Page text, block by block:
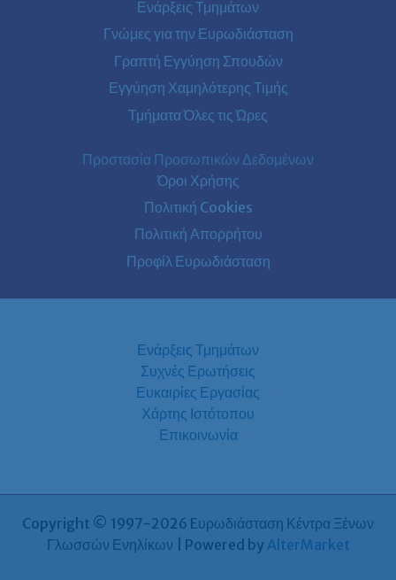
Ενάρξεις Τμημάτων
Γνώμες για την Ευρωδιάσταση
Γραπτή Εγγύηση Σπουδών
Εγγύηση Χαμηλότερης Τιμής
Τμήματα Όλες τις Ώρες
Προστασία Προσωπικών Δεδομένων
Όροι Χρήσης
Πολιτική Cookies
Πολιτική Απορρήτου
Προφίλ Ευρωδιάσταση
Ενάρξεις Τμημάτων
Συχνές Ερωτήσεις
Ευκαιρίες Εργασίας
Χάρτης Ιστότοπου
Επικοινωνία
Copyright © 1997-2026 Eυρωδιάσταση Κέντρα Ξένων
Γλωσσών Ενηλίκων | Powered by AlterMarket